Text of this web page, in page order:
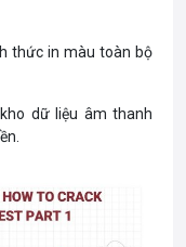
thức in màu toàn bộ
dữ liệu âm thanh